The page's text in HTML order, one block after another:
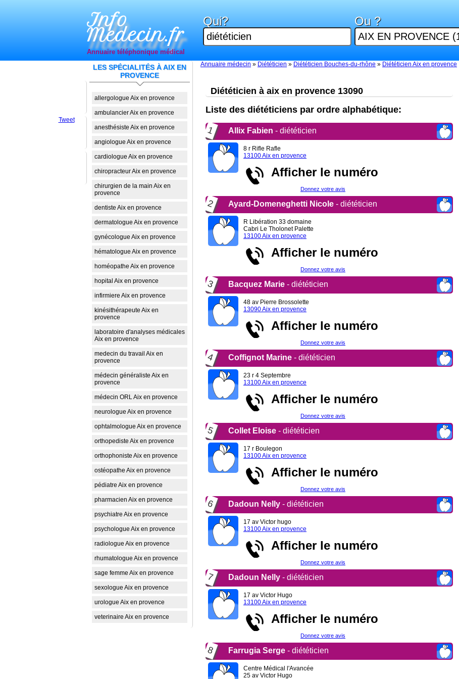
Tweet
Info
Medecin.fr
Annuaire téléphonique médical
Qui? Ou ?
LES SPÉCIALITÉS À AIX EN
PROVENCE
allergologue Aix en provence
ambulancier Aix en provence
anesthésiste Aix en provence
angiologue Aix en provence
cardiologue Aix en provence
chiropracteur Aix en provence
chirurgien de la main Aix en
provence
dentiste Aix en provence
dermatologue Aix en provence
gynécologue Aix en provence
hématologue Aix en provence
homéopathe Aix en provence
hopital Aix en provence
infirmiere Aix en provence
kinésithérapeute Aix en
provence
laboratoire d'analyses médicales
Aix en provence
medecin du travail Aix en
provence
médecin généraliste Aix en
provence
médecin ORL Aix en provence
neurologue Aix en provence
ophtalmologue Aix en provence
orthopediste Aix en provence
orthophoniste Aix en provence
ostéopathe Aix en provence
pédiatre Aix en provence
pharmacien Aix en provence
psychiatre Aix en provence
psychologue Aix en provence
radiologue Aix en provence
rhumatologue Aix en provence
sage femme Aix en provence
sexologue Aix en provence
urologue Aix en provence
veterinaire Aix en provence
Annuaire médecin » Diététicien » Diététicien Bouches-du-rhône » Diététicien Aix en provence
Diététicien à aix en provence 13090
Liste des diététiciens par ordre alphabétique:
1 Allix Fabien - diététicien
8 r Rifle Rafle
13100 Aix en provence
Afficher le numéro
Donnez votre avis
2 Ayard-Domeneghetti Nicole - diététicien
R Libération 33 domaine
Cabri Le Tholonet Palette
13100 Aix en provence
Afficher le numéro
Donnez votre avis
3 Bacquez Marie - diététicien
48 av Pierre Brossolette
13090 Aix en provence
Afficher le numéro
Donnez votre avis
4 Coffignot Marine - diététicien
23 r 4 Septembre
13100 Aix en provence
Afficher le numéro
Donnez votre avis
5 Collet Eloise - diététicien
17 r Boulegon
13100 Aix en provence
Afficher le numéro
Donnez votre avis
6 Dadoun Nelly - diététicien
17 av Victor hugo
13100 Aix en provence
Afficher le numéro
Donnez votre avis
7 Dadoun Nelly - diététicien
17 av Victor Hugo
13100 Aix en provence
Afficher le numéro
Donnez votre avis
8 Farrugia Serge - diététicien
Centre Médical l'Avancée
25 av Victor Hugo